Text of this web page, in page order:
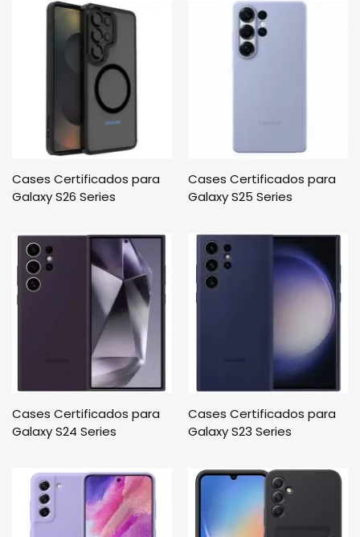
Cases Certificados para
Galaxy S26 Series
Cases Certificados para
Galaxy S25 Series
Cases Certificados para
Galaxy S24 Series
Cases Certificados para
Galaxy S23 Series